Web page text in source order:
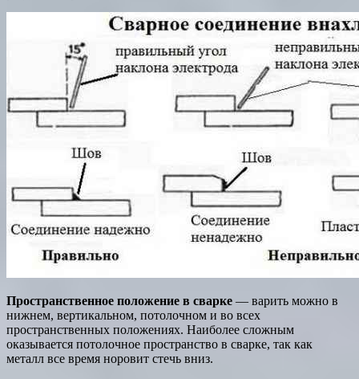
Пространственное положение в сварке — варить можно в
нижнем, вертикальном, потолочном и во всех
пространственных положениях. Наиболее сложным
оказывается потолочное пространство в сварке, так как
металл все время норовит стечь вниз.